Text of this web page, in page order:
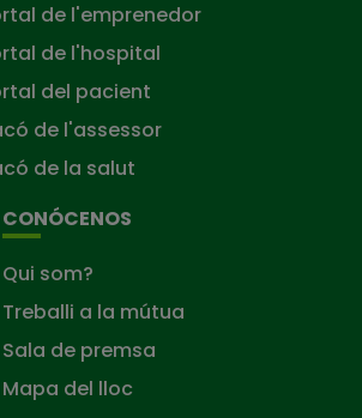
de l'emprenedor
de l'hospital
del pacient
de l'assessor
de la salut
CONÓCENOS
Qui som?
Treballi a la mútua
Sala de premsa
Mapa del lloc